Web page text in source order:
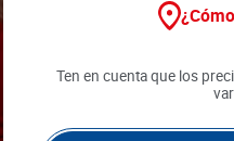
Ten en cuenta que los